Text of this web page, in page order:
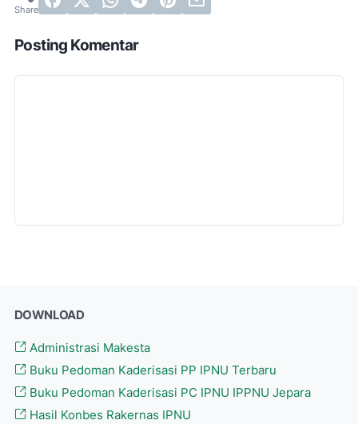
Posting Komentar
DOWNLOAD
Administrasi Makesta
Buku Pedoman Kaderisasi PP IPNU Terbaru
Buku Pedoman Kaderisasi PC IPNU IPPNU Jepara
Hasil Konbes Rakernas IPNU